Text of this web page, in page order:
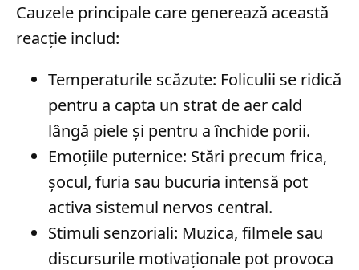
Cauzele principale care generează această
reacție includ:
Temperaturile scăzute: Foliculii se ridică
pentru a capta un strat de aer cald
lângă piele și pentru a închide porii.
Emoțiile puternice: Stări precum frica,
șocul, furia sau bucuria intensă pot
activa sistemul nervos central.
Stimuli senzoriali: Muzica, filmele sau
discursurile motivaționale pot provoca